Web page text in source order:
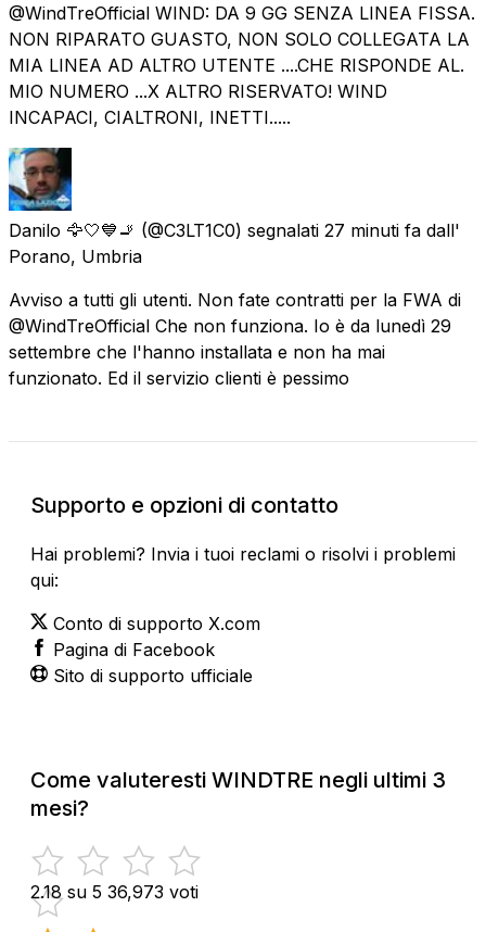
@WindTreOfficial WIND: DA 9 GG SENZA LINEA FISSA.
NON RIPARATO GUASTO, NON SOLO COLLEGATA LA
MIA LINEA AD ALTRO UTENTE ....CHE RISPONDE AL.
MIO NUMERO ...X ALTRO RISERVATO! WIND
INCAPACI, CIALTRONI, INETTI.....
Danilo 🦅🤍💙🚬 (@C3LT1C0) segnalati 27 minuti fa dall'
Porano, Umbria
Avviso a tutti gli utenti. Non fate contratti per la FWA di
@WindTreOfficial Che non funziona. Io è da lunedì 29
settembre che l'hanno installata e non ha mai
funzionato. Ed il servizio clienti è pessimo
Supporto e opzioni di contatto
Hai problemi? Invia i tuoi reclami o risolvi i problemi
qui:
Conto di supporto X.com
Pagina di Facebook
Sito di supporto ufficiale
Come valuteresti WINDTRE negli ultimi 3
mesi?
2.18 su 5 36,973 voti